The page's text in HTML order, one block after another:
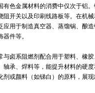
色金属材料的消费中仅次于铝
开关以及印刷线路板等。在机
用于制造真空器、蒸馏锅、酿
件等。
卤系阻燃剂配合用于塑料、橡胶
承、焊料等，能提升材料的硬
或颜料（如锑白）的原料，展现